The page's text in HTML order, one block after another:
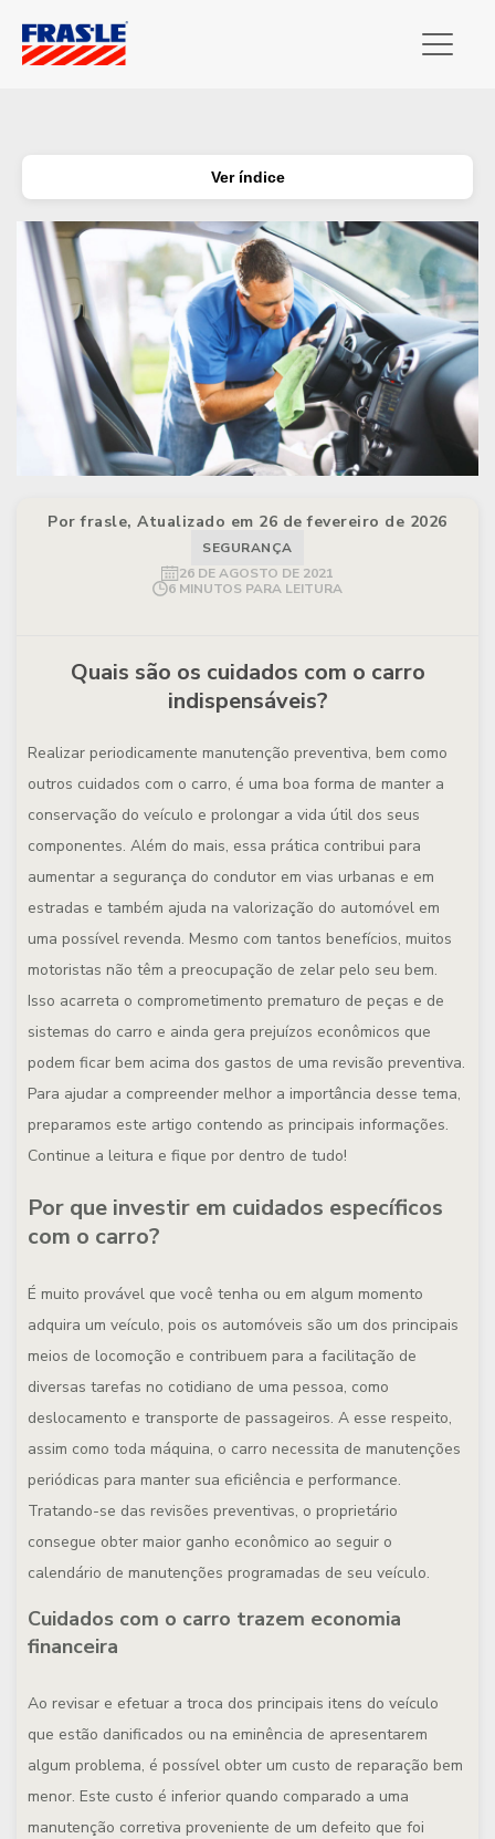
Ver índice
Por frasle, Atualizado em 26 de fevereiro de 2026
SEGURANÇA
26 DE AGOSTO DE 2021
6 MINUTOS PARA LEITURA
Quais são os cuidados com o carro
indispensáveis?
Realizar periodicamente manutenção preventiva, bem como
outros cuidados com o carro, é uma boa forma de manter a
conservação do veículo e prolongar a vida útil dos seus
componentes. Além do mais, essa prática contribui para
aumentar a segurança do condutor em vias urbanas e em
estradas e também ajuda na valorização do automóvel em
uma possível revenda. Mesmo com tantos benefícios, muitos
motoristas não têm a preocupação de zelar pelo seu bem.
Isso acarreta o comprometimento prematuro de peças e de
sistemas do carro e ainda gera prejuízos econômicos que
podem ficar bem acima dos gastos de uma revisão preventiva.
Para ajudar a compreender melhor a importância desse tema,
preparamos este artigo contendo as principais informações.
Continue a leitura e fique por dentro de tudo!
Por que investir em cuidados específicos
com o carro?
É muito provável que você tenha ou em algum momento
adquira um veículo, pois os automóveis são um dos principais
meios de locomoção e contribuem para a facilitação de
diversas tarefas no cotidiano de uma pessoa, como
deslocamento e transporte de passageiros. A esse respeito,
assim como toda máquina, o carro necessita de manutenções
periódicas para manter sua eficiência e performance.
Tratando-se das revisões preventivas, o proprietário
consegue obter maior ganho econômico ao seguir o
calendário de manutenções programadas de seu veículo.
Cuidados com o carro trazem economia
financeira
Ao revisar e efetuar a troca dos principais itens do veículo
que estão danificados ou na eminência de apresentarem
algum problema, é possível obter um custo de reparação bem
menor. Este custo é inferior quando comparado a uma
manutenção corretiva proveniente de um defeito que foi